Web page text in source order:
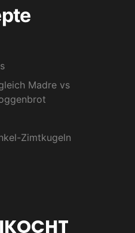
Madre vs
Zimtkugeln